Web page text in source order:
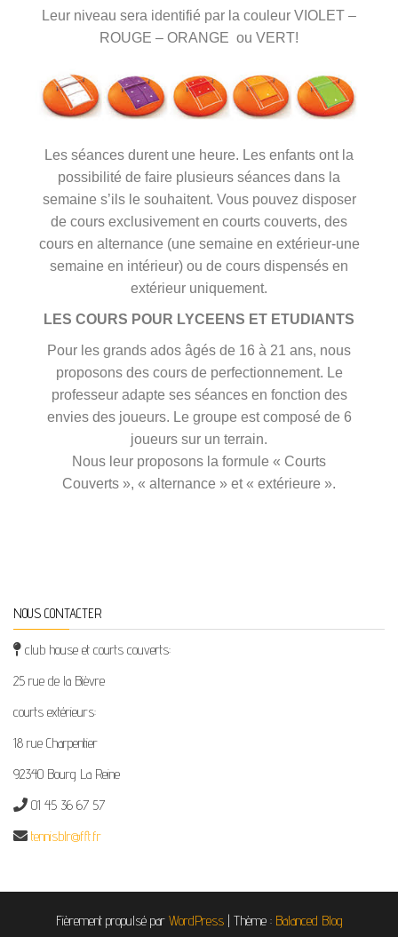
Leur niveau sera identifié par la couleur VIOLET –
ROUGE – ORANGE ou VERT!
Les séances durent une heure. Les enfants ont la
possibilité de faire plusieurs séances dans la
semaine s’ils le souhaitent. Vous pouvez disposer
de cours exclusivement en courts couverts, des
cours en alternance (une semaine en extérieur-une
semaine en intérieur) ou de cours dispensés en
extérieur uniquement.
LES COURS POUR LYCEENS ET ETUDIANTS
Pour les grands ados âgés de 16 à 21 ans, nous
proposons des cours de perfectionnement. Le
professeur adapte ses séances en fonction des
envies des joueurs. Le groupe est composé de 6
joueurs sur un terrain.
Nous leur proposons la formule « Courts
Couverts », « alternance » et « extérieure ».
NOUS CONTACTER
club house et courts couverts:
25 rue de la Bièvre
courts extérieurs:
18 rue Charpentier
92340 Bourg La Reine
01 45 36 67 57
tennisblr@fft.fr
Fièrement propulsé par WordPress | Thème : Balanced Blog